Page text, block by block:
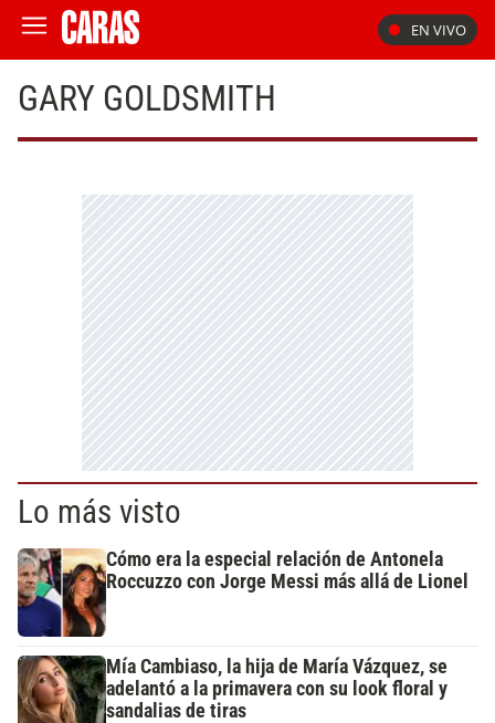
EN VIVO
GARY GOLDSMITH
Lo más visto
Cómo era la especial relación de Antonela
Roccuzzo con Jorge Messi más allá de Lionel
Mía Cambiaso, la hija de María Vázquez, se
adelantó a la primavera con su look floral y
sandalias de tiras